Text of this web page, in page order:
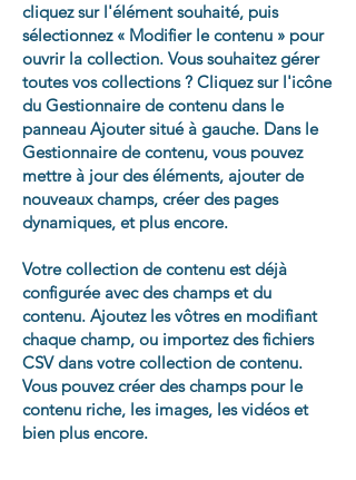
cliquez sur l'élément souhaité, puis
sélectionnez « Modifier le contenu » pour
ouvrir la collection. Vous souhaitez gérer
toutes vos collections ? Cliquez sur l'icône
du Gestionnaire de contenu dans le
panneau Ajouter situé à gauche. Dans le
Gestionnaire de contenu, vous pouvez
mettre à jour des éléments, ajouter de
nouveaux champs, créer des pages
dynamiques, et plus encore.
Votre collection de contenu est déjà
configurée avec des champs et du
contenu. Ajoutez les vôtres en modifiant
chaque champ, ou importez des fichiers
CSV dans votre collection de contenu.
Vous pouvez créer des champs pour le
contenu riche, les images, les vidéos et
bien plus encore.